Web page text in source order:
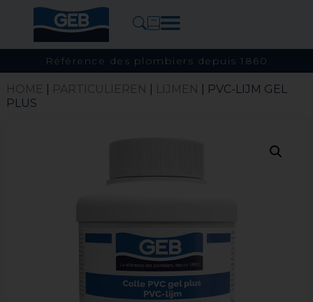
Référence des plombiers depuis 1860
HOME PARTICULIEREN LIJMEN
| PVC-LIJM GEL
PLUS